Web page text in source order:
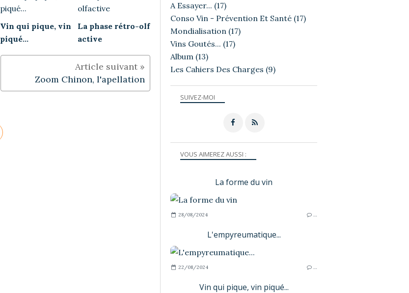
Vin qui pique, vin
piqué...
La phase rétro-olf
active
Zoom Chinon, l'apellation
SUIVEZ-MOI
VOUS AIMEREZ AUSSI :
La forme du vin
28/08/2024 …
L'empyreumatique...
22/08/2024 …
Vin qui pique, vin piqué...
A Essayer... (17)
Conso Vin - Prévention Et Santé (17)
Mondialisation (17)
Vins Goutés... (17)
Album (13)
Les Cahiers Des Charges (9)